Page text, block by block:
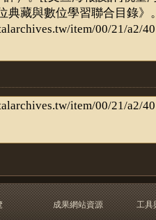
成果網站資源
工具